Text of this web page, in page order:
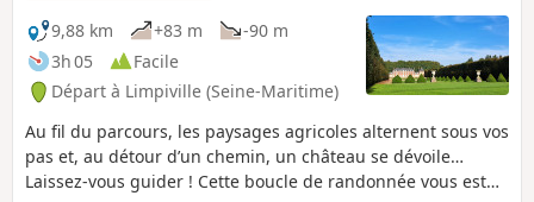
9,88 km
+83 m
-90 m
3h 05
Facile
Départ à Limpiville (Seine-Maritime)
Au fil du parcours, les paysages agricoles alternent sous vos
pas et, au détour d’un chemin, un château se dévoile…
Laissez-vous guider ! Cette boucle de randonnée vous est